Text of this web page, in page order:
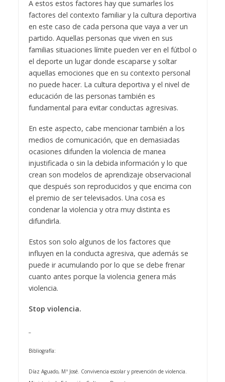
A estos estos factores hay que sumarles los
factores del contexto familiar y la cultura deportiva
en este caso de cada persona que vaya a ver un
partido. Aquellas personas que viven en sus
familias situaciones límite pueden ver en el fútbol o
el deporte un lugar donde escaparse y soltar
aquellas emociones que en su contexto personal
no puede hacer. La cultura deportiva y el nivel de
educación de las personas también es
fundamental para evitar conductas agresivas.
En este aspecto, cabe mencionar también a los
medios de comunicación, que en demasiadas
ocasiones difunden la violencia de manea
injustificada o sin la debida información y lo que
crean son modelos de aprendizaje observacional
que después son reproducidos y que encima con
el premio de ser televisados. Una cosa es
condenar la violencia y otra muy distinta es
difundirla.
Estos son solo algunos de los factores que
influyen en la conducta agresiva, que además se
puede ir acumulando por lo que se debe frenar
cuanto antes porque la violencia genera más
violencia.
Stop violencia.
Bibliografía:
Díaz Aguado, Mª José. Convivencia escolar y prevención de violencia.